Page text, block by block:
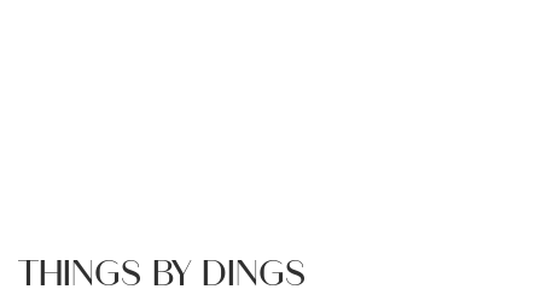
THINGS BY DINGS